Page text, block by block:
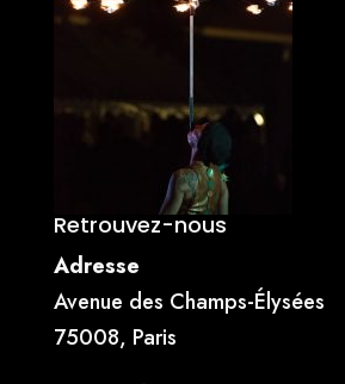
Retrouvez-nous
Adresse
Avenue des Champs-Élysées
75008, Paris